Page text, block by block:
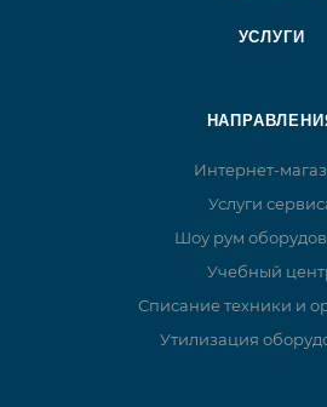
УСЛУГИ
Интернет-
Услуги
Шоу рум
Учебный
Списание техники и
Утилизация